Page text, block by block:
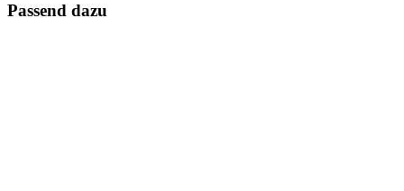
Passend dazu